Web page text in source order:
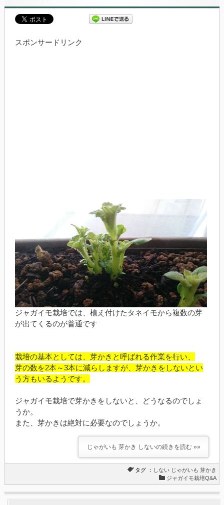
スポンサードリンク
ジャガイモ栽培では、植え付けたタネイモから複数の芽
が出てくるのが普通です
栽培の基本としては、芽かきと呼ばれる作業を行い、
芽の数を2本～3本に減らしますが、芽かきをしないとい
う方もいるようです。
ジャガイモ栽培で芽かきをしないと、どうなるのでしょ
うか。
また、芽かきは絶対に必要なのでしょうか。
じゃがいも 芽かき しないの続きを読む »»
タグ ： しない じゃがいも 芽かき
ジャガイモ栽培Q&A